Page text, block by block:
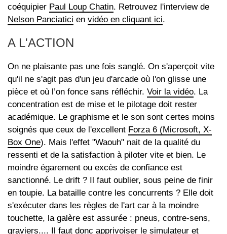
coéquipier Paul Loup Chatin. Retrouvez l'interview de
Nelson Panciatici en vidéo en cliquant ici.
A L'ACTION
On ne plaisante pas une fois sanglé. On s'aperçoit vite
qu'il ne s'agit pas d'un jeu d'arcade où l'on glisse une
pièce et où l’on fonce sans réfléchir. Voir la vidéo. La
concentration est de mise et le pilotage doit rester
académique. Le graphisme et le son sont certes moins
soignés que ceux de l'excellent Forza 6 (Microsoft, X-
Box One). Mais l'effet "Waouh" nait de la qualité du
ressenti et de la satisfaction à piloter vite et bien. Le
moindre égarement ou excès de confiance est
sanctionné. Le drift ? Il faut oublier, sous peine de finir
en toupie. La bataille contre les concurrents ? Elle doit
s'exécuter dans les règles de l'art car à la moindre
touchette, la galère est assurée : pneus, contre-sens,
graviers.... Il faut donc apprivoiser le simulateur et